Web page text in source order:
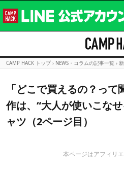
CAMP HACK トップ › NEWS・コラムの記事一覧 ›
「どこで買えるの？っ
作は、“大人が使いこな
ャツ（2ページ目）
本ページはアフィリ